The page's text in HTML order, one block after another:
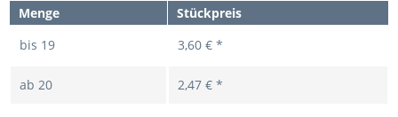
Menge
Stückpreis
bis 19 3,60 € *
ab 20 2,47 € *